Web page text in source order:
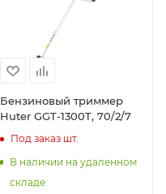
Бензиновый триммер
Huter GGT-1300T, 70/2/7
Под заказшт.
В наличии на удаленном
складе